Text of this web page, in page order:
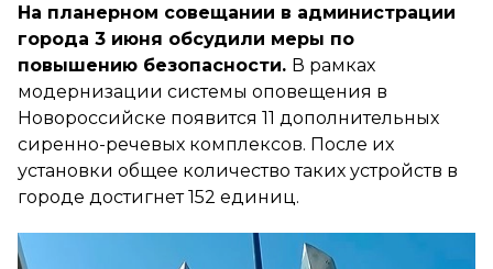
На планерном совещании в администрации
города 3 июня обсудили меры по
повышению безопасности. В рамках
модернизации системы оповещения в
Новороссийске появится 11 дополнительных
сиренно-речевых комплексов. После их
установки общее количество таких устройств в
городе достигнет 152 единиц.